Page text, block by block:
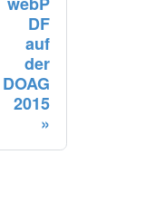
3
2
1
DF
auf
der
DOAG
2015